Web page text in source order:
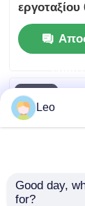
εργοταξίου
ανθεκτικό
καιρικές
Leo
Good day,
for?